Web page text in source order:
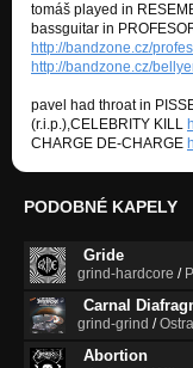
tomáš played in
bassguitar in
http://bandzone.cz/
http://bandzone.cz/
pavel had throat in
(r.i.p.),CELEBRITY KILL
CHARGE DE-CHARGE
PODOBNÉ KAPELY
Gride
grind-hardcore /
Carnal
grind-grind /
Abortion